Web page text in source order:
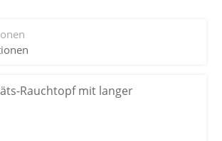
Rauchtopf mit langer